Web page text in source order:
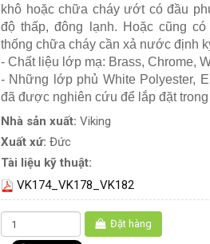
khô hoặc chữa cháy ướt có đầu
độ thấp, đông lạnh. Hoặc cũng
thống chữa cháy cần xả nước định
- Chất liệu lớp mạ: Brass, Chrome,
- Những lớp phủ White Polyester,
đã được nghiên cứu để lắp đặt
Nhà sản xuất: Viking
Xuất xứ: Đức
Tài liệu kỹ thuật:
VK174_VK178_VK182
Đặt hàng